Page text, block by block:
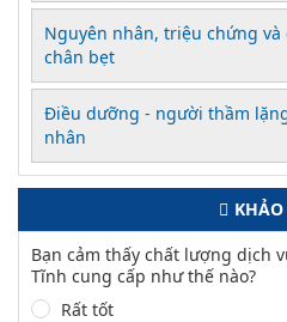
Nguyên nhân, triệu chứng
chân bẹt
Điều dưỡng - người thầm
nhân
KHẢO
Bạn cảm thấy chất lượng dịch
Tĩnh cung cấp như thế nào?
Rất tốt